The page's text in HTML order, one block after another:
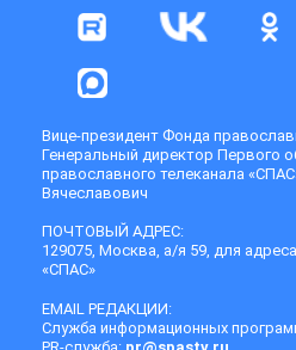
Вице-президент Фонда
Генеральный директор Первого
православного телеканала
Вячеславович
ПОЧТОВЫЙ АДРЕС:
129075, Москва, а/я 59, для
«СПАС»
EMAIL РЕДАКЦИИ:
Служба информационных